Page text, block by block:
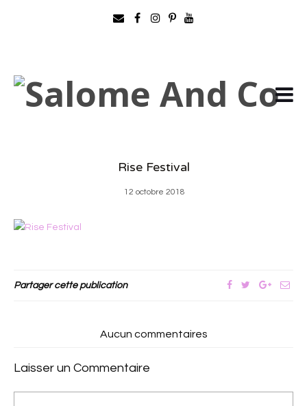
Rise Festival
12 octobre 2018
Partager cette publication
Aucun commentaires
Laisser un Commentaire